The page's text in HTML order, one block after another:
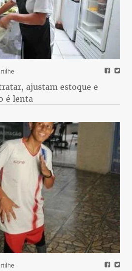
ajustam estoque e
é lenta